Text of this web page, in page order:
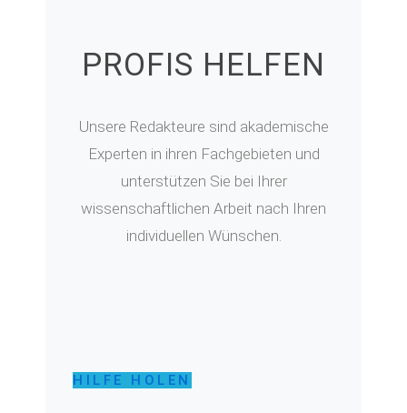
PROFIS HELFEN
Unsere Redakteure sind akademische
Experten in ihren Fachgebieten und
unterstützen Sie bei Ihrer
wissenschaftlichen Arbeit nach Ihren
individuellen Wünschen.
HILFE HOLEN